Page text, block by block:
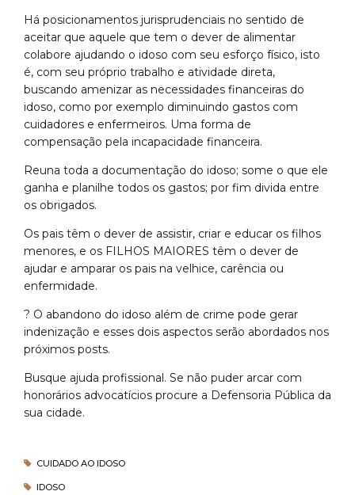
Há posicionamentos jurisprudenciais no sentido de
aceitar que aquele que tem o dever de alimentar
colabore ajudando o idoso com seu esforço físico, isto
é, com seu próprio trabalho e atividade direta,
buscando amenizar as necessidades financeiras do
idoso, como por exemplo diminuindo gastos com
cuidadores e enfermeiros. Uma forma de
compensação pela incapacidade financeira.
Reuna toda a documentação do idoso; some o que ele
ganha e planilhe todos os gastos; por fim divida entre
os obrigados.
Os pais têm o dever de assistir, criar e educar os filhos
menores, e os FILHOS MAIORES têm o dever de
ajudar e amparar os pais na velhice, carência ou
enfermidade.
? O abandono do idoso além de crime pode gerar
indenização e esses dois aspectos serão abordados nos
próximos posts.
Busque ajuda profissional. Se não puder arcar com
honorários advocatícios procure a Defensoria Pública da
sua cidade.
CUIDADO AO IDOSO
IDOSO